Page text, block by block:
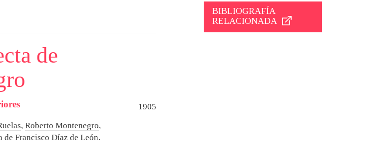
BIBLIOGRAFÍA
RELACIONADA
de
1905
,Roberto Montenegro,
de Francisco Díaz de León.